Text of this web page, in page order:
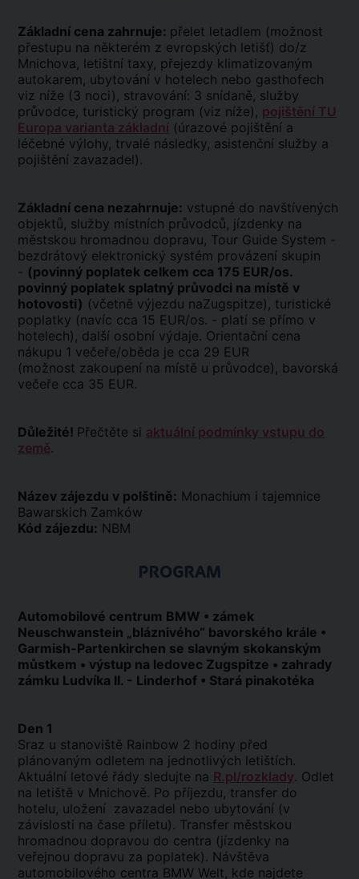
Základní cena zahrnuje: přelet letadlem (možnost
přestupu na některém z evropských letišť) do/z
Mnichova, letištní taxy, přejezdy klimatizovaným
autokarem, ubytování v hotelech nebo gasthofech
viz níže (3 noci), stravování: 3 snídaně, služby
průvodce, turistický program (viz níže), pojištění TU
Europa varianta základní (úrazové pojištění a
léčebné výlohy, trvalé následky, asistenční služby a
pojištění zavazadel).
Základní cena nezahrnuje: vstupné do navštívených
objektů, služby místních průvodců, jízdenky na
městskou hromadnou dopravu, Tour Guide System -
bezdrátový elektronický systém provázení skupin
- (povinný poplatek celkem cca 175 EUR/os.
povinný poplatek splatný průvodci na místě v
hotovosti) (včetně výjezdu naZugspitze), turistické
poplatky (navíc cca 15 EUR/os. - platí se přímo v
hotelech), další osobní výdaje. Orientační cena
nákupu 1 večeře/oběda je cca 29 EUR
(možnost zakoupení na místě u průvodce), bavorská
večeře cca 35 EUR.
Důležité! Přečtěte si aktuální podmínky vstupu do
země.
Název zájezdu v polštině: Monachium i tajemnice
Bawarskich Zamków
Kód zájezdu: NBM
PROGRAM
Automobilové centrum BMW • zámek
Neuschwanstein „bláznivého“ bavorského krále •
Garmish-Partenkirchen se slavným skokanským
můstkem • výstup na ledovec Zugspitze • zahrady
zámku Ludvíka II. - Linderhof • Stará pinakotéka
Den 1
Sraz u stanoviště Rainbow 2 hodiny před
plánovaným odletem na jednotlivých letištích.
Aktuální letové řády sledujte na R.pl/rozklady. Odlet
na letiště v Mnichově. Po příjezdu, transfer do
hotelu, uložení zavazadel nebo ubytování (v
závislosti na čase příletu). Transfer městskou
hromadnou dopravou do centra (jízdenky na
veřejnou dopravu za poplatek). Návštěva
automobilového centra BMW Welt, kde najdete